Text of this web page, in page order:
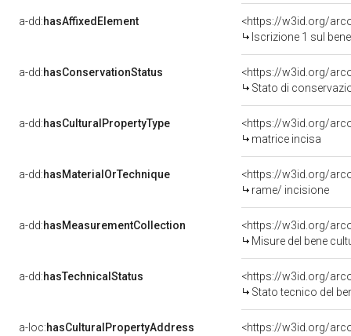
a-dd:hasAffixedElement
<https://w3id.org/
Iscrizione 1 sul
a-dd:hasConservationStatus
<https://w3id.org/
Stato di
a-dd:hasCulturalPropertyType
<https://w3id.org/
matrice incisa
a-dd:hasMaterialOrTechnique
<https://w3id.org/
rame/ incisione
a-dd:hasMeasurementCollection
<https://w3id.org/
Misure del bene
a-dd:hasTechnicalStatus
<https://w3id.org/
Stato tecnico del
a-loc:hasCulturalPropertyAddress
<https://w3id.org/